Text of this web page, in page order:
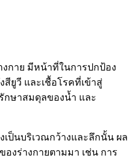
กาย มีหน้าที่ในการปกป้อง
สียูวี และเชื้อโรคที่เข้าสู่
กษาสมดุลของน้ำ และ
ป็นบริเวณกว้างและลึกนั้น ผล
งร่างกายตามมา เช่น การ